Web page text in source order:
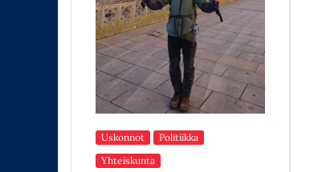
Uskonnot
Politiikka
Yhteiskunta